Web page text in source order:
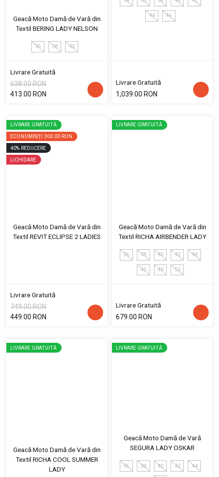
Geacă Moto Damă de Vară din
Textil BERING LADY NELSON
36 38 40
Livrare Gratuită
638.00 RON
413.00 RON
44 46
Livrare Gratuită
1,039.00 RON
LIVRARE GRATUITĂ
ECONOMISIȚI 300.00 RON
40% REDUCERE
LICHIDARE
Geacă Moto Damă de Vară din
Textil REVIT ECLIPSE 2 LADIES
Livrare Gratuită
749.00 RON
449.00 RON
LIVRARE GRATUITĂ
Geacă Moto Damă de Vară din
Textil RICHA AIRBENDER LADY
36 38 40 42 44
46 48 50
Livrare Gratuită
679.00 RON
LIVRARE GRATUITĂ
Geacă Moto Damă de Vară din
Textil RICHA COOL SUMMER
LADY
LIVRARE GRATUITĂ
Geacă Moto Damă de Vară
SEGURA LADY OSKAR
36 38 40 42 44